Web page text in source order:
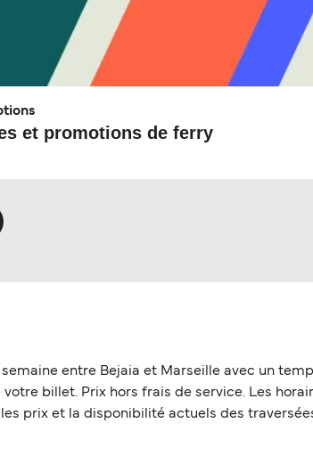
et promotions de ferry
entre Bejaia et Marseille avec un
billet. Prix hors frais de service. Les
prix et la disponibilité actuels des